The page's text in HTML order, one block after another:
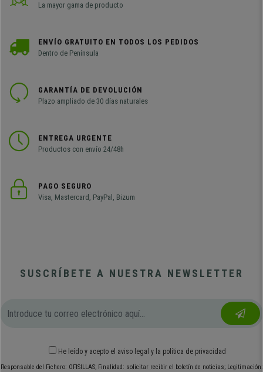
La mayor gama de producto
ENVÍO GRATUITO EN TODOS LOS PEDIDOS
Dentro de Península
GARANTÍA DE DEVOLUCIÓN
Plazo ampliado de 30 días naturales
ENTREGA URGENTE
Productos con envío 24/48h
PAGO SEGURO
Visa, Mastercard, PayPal, Bizum
SUSCRÍBETE A NUESTRA NEWSLETTER
He leído y acepto el aviso legal y la política de privacidad
Responsable del Fichero: OFISILLAS; Finalidad: solicitar recibir el boletín de noticias; Legitimación: